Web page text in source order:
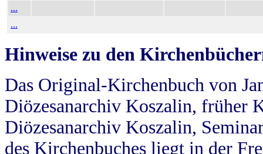
...
...
Hinweise zu den
Das Original-Kirchenbuch von
Diözesanarchiv Koszalin, früher
Diözesanarchiv Koszalin,
des Kirchenbuches liegt in der